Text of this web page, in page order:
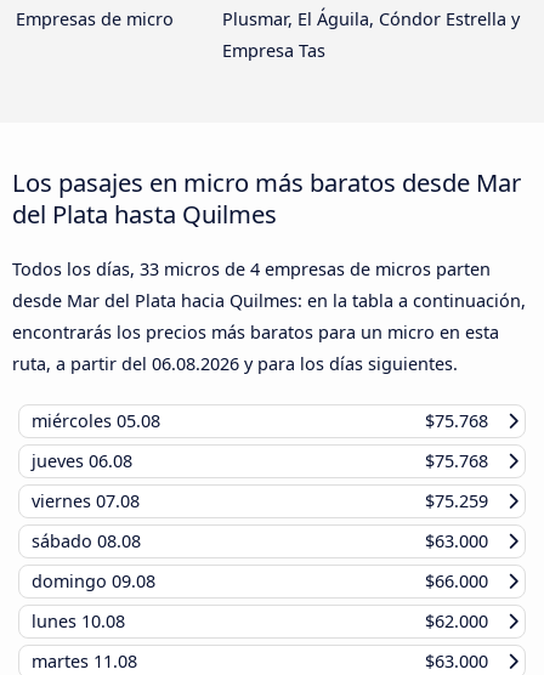
Empresas de micro
Plusmar, El Águila, Cóndor Estrella y
Empresa Tas
Los pasajes en micro más baratos desde Mar
del Plata hasta Quilmes
Todos los días, 33 micros de 4 empresas de micros parten
desde Mar del Plata hacia Quilmes: en la tabla a continuación,
encontrarás los precios más baratos para un micro en esta
ruta, a partir del 06.08.2026 y para los días siguientes.
miércoles 05.08
$75.768
jueves 06.08
$75.768
viernes 07.08
$75.259
sábado 08.08
$63.000
domingo 09.08
$66.000
lunes 10.08
$62.000
martes 11.08 $63.000